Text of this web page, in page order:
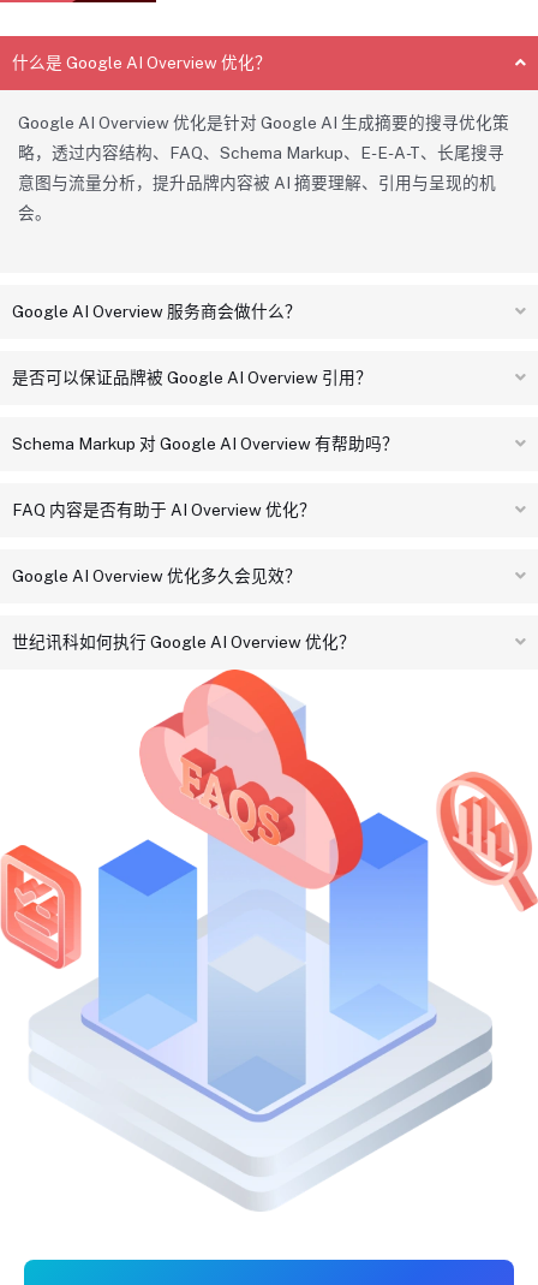
什么是 Google AI Overview 优化？
Google AI Overview 优化是针对 Google AI 生成摘要的搜寻优化策
略，透过内容结构、FAQ、Schema Markup、E-E-A-T、长尾搜寻
意图与流量分析，提升品牌内容被 AI 摘要理解、引用与呈现的机
会。
Google AI Overview 服务商会做什么？
是否可以保证品牌被 Google AI Overview 引用？
Schema Markup 对 Google AI Overview 有帮助吗？
FAQ 内容是否有助于 AI Overview 优化？
Google AI Overview 优化多久会见效？
世纪讯科如何执行 Google AI Overview 优化？